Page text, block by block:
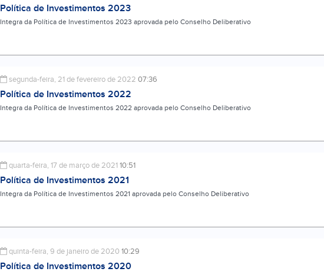
Política de Investimentos 2023
Integra da Política de Investimentos 2023 aprovada pelo Conselho Deliberativo
segunda-feira, 21 de fevereiro de 2022 07:36
Política de Investimentos 2022
Integra da Política de Investimentos 2022 aprovada pelo Conselho Deliberativo
quarta-feira, 17 de março de 202110:51
Política de Investimentos 2021
Integra da Política de Investimentos 2021 aprovada pelo Conselho Deliberativo
quinta-feira, 9 de janeiro de 2020 10:29
Política de Investimentos 2020